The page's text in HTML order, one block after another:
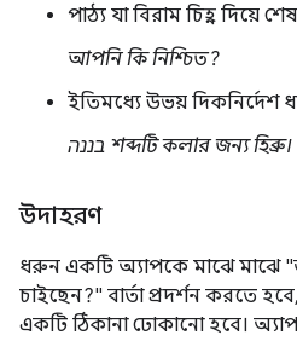
পাঠ্য যা বিরাম চিহ্ন দিয়ে
আপনি কি নিশ্চিত?
ইতিমধ্যে উভয় দিকনির্দেশ
בננה শব্দটি কলার জন্য হিব্রু।
উদাহরণ
ধরুন একটি অ্যাপকে মাঝে মাঝে
চাইছেন?" বার্তা প্রদর্শন করতে
একটি ঠিকানা ঢোকানো হবে।